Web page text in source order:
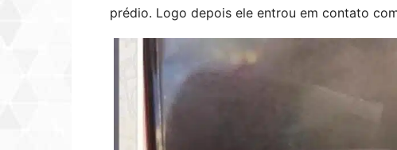
prédio. Logo depois ele entrou em contato